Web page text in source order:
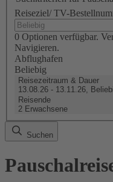
Reiseziel/ TV-
0 Optionen verfügbar.
Navigieren.
Abflughafen
Beliebig
Reisezeitraum & Dauer
13.08.26 - 13.11.26,
Reisende
2 Erwachsene
Suchen